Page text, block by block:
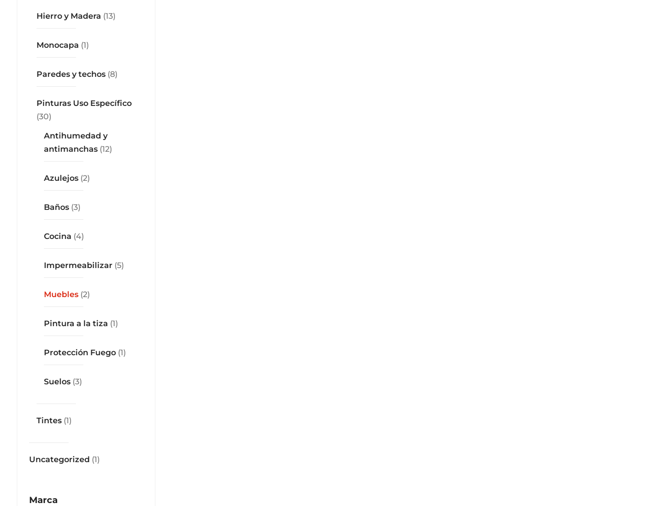
Hierro y Madera (13)
Monocapa (1)
Paredes y techos (8)
Pinturas Uso Específico
(30)
Antihumedad y
antimanchas (12)
Azulejos (2)
Baños (3)
Cocina (4)
Impermeabilizar (5)
Muebles (2)
Pintura a la tiza (1)
Protección Fuego (1)
Suelos (3)
Tintes (1)
Uncategorized (1)
Marca